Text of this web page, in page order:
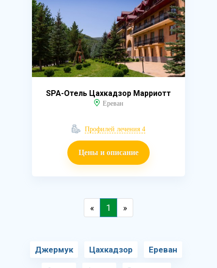
SPA-Отель Цахкадзор Марриотт
Ереван
Профилей лечения 4
Цены и описание
« 1 »
Джермук Цахкадзор Ереван